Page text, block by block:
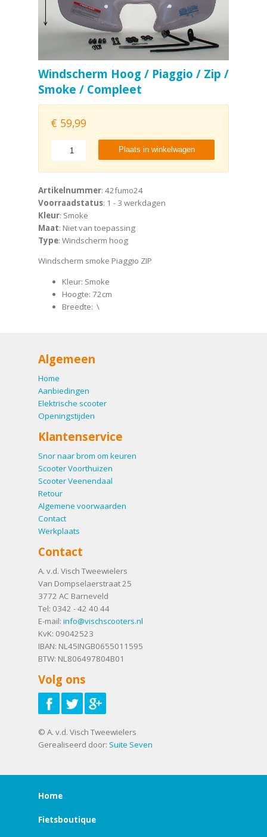
Windscherm Hoog / Piaggio / Zip /
Smoke / Compleet
€ 59,99
Plaats in winkelwagen
Artikelnummer: 42fumo24
Voorraadstatus: 1 - 3 werkdagen
Kleur: Smoke
Maat: Niet van toepassing
Type: Windscherm hoog
Windscherm smoke Piaggio ZIP
Kleur: Smoke
Hoogte: 72cm
Breedte: \
Algemeen
Home
Aanbiedingen
Elektrische scooter
Openingstijden
Klantenservice
Snor naar brom om keuren
Scooter Voorthuizen
Scooter Veenendaal
Retour
Algemene voorwaarden
Contact
Werkplaats
Contact
A. v.d. Visch Tweewielers
Van Dompselaerstraat 25
3772 AC Barneveld
Tel: 0342 - 42 40 44
E-mail: info@vischscooters.nl
KvK: 09042523
IBAN: NL45INGB0655011595
BTW: NL806497804B01
Volg ons
© A. v.d. Visch Tweewielers
Gerealiseerd door: Suite Seven
Home
Fietsboutique